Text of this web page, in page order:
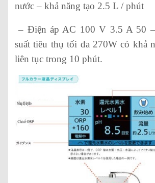
nước – khả năng tạo 2.5 L / phút
– Điện áp AC 100 V 3.5 A 50
suất tiêu thụ tối đa 270W có khả
liên tục trong 10 phút.